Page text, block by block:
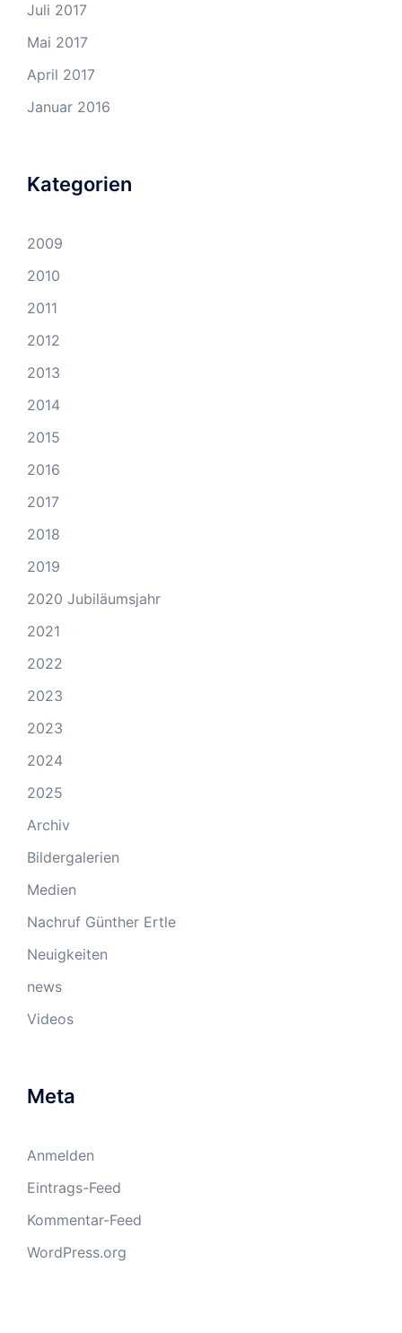
Juli 2017
Mai 2017
April 2017
Januar 2016
Kategorien
2009
2010
2011
2012
2013
2014
2015
2016
2017
2018
2019
2020 Jubiläumsjahr
2021
2022
2023
2023
2024
2025
Archiv
Bildergalerien
Medien
Nachruf Günther Ertle
Neuigkeiten
news
Videos
Meta
Anmelden
Eintrags-Feed
Kommentar-Feed
WordPress.org